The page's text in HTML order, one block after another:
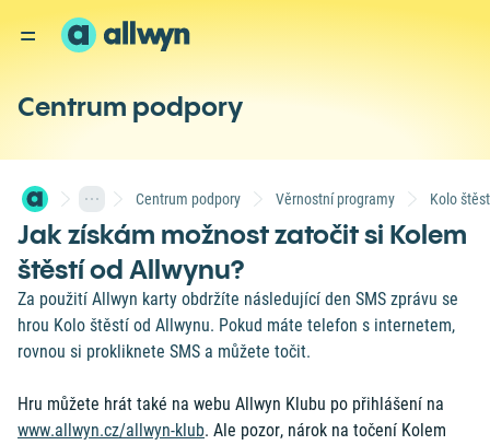
Centrum podpory
Centrum podpory Věrnostní programy Kolo
Jak získám možnost zatočit si Kolem
štěstí od Allwynu?
Za použití Allwyn karty obdržíte následující den SMS zprávu se
hrou Kolo štěstí od Allwynu. Pokud máte telefon s internetem,
rovnou si prokliknete SMS a můžete točit.
Hru můžete hrát také na webu Allwyn Klubu po přihlášení na
www.allwyn.cz/allwyn-klub. Ale pozor, nárok na točení Kolem